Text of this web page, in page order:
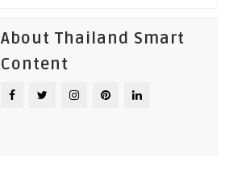
About Thailand Smart
Content